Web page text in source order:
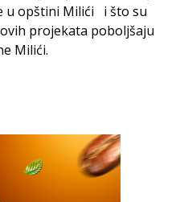
u opštini Milići i što su
projekata poboljšaju
Milići.